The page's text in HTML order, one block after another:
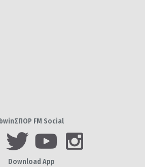
bwinΣΠΟΡ FM Social
Download App